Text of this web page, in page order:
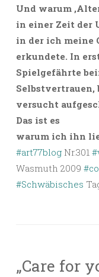
Und warum
in einer Zeit der
in der ich meine
erkundete. In
Spielgefährte
versucht
Das ist es
warum ich ihn
#art77blog Nr.301
Wasmuth 2009
#Schwäbisches
„Care for